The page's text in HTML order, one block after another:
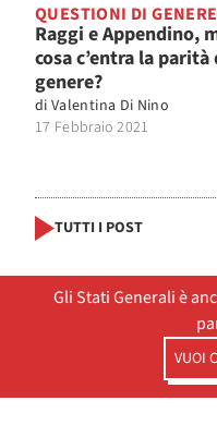
QUESTIONI DI GENERE
Raggi e Appendino,
cosa c’entra la parità
genere?
di Valentina Di Nino
17 Febbraio 2021
TUTTI I POST
Gli Stati Generali è
VUOI